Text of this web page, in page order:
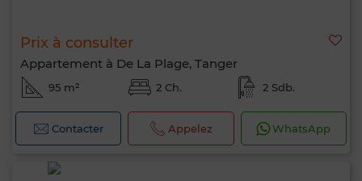
Prix à consulter
Appartement à De La Plage, Tanger
95 m² 2 Ch. 2 Sdb.
Contacter Appelez WhatsApp